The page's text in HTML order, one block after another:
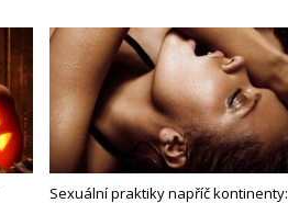
Sexuální praktiky napříč kontinenty: